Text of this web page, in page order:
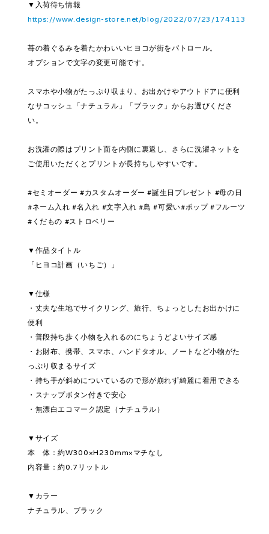
▼入荷待ち情報
https://www.design-store.net/blog/2022/07/23/174113
苺の着ぐるみを着たかわいいヒヨコが街をパトロール。
オプションで文字の変更可能です。
スマホや小物がたっぷり収まり、お出かけやアウトドアに便利
なサコッシュ「ナチュラル」「ブラック」からお選びくださ
い。
お洗濯の際はプリント面を内側に裏返し、さらに洗濯ネットを
ご使用いただくとプリントが長持ちしやすいです。
#セミオーダー #カスタムオーダー #誕生日プレゼント #母の日
#ネーム入れ #名入れ #文字入れ #鳥 #可愛い#ポップ #フルーツ
#くだもの #ストロベリー
▼作品タイトル
「ヒヨコ計画（いちご）」
▼仕様
・丈夫な生地でサイクリング、旅行、ちょっとしたお出かけに
便利
・普段持ち歩く小物を入れるのにちょうどよいサイズ感
・お財布、携帯、スマホ、ハンドタオル、ノートなど小物がた
っぷり収まるサイズ
・持ち手が斜めについているので形が崩れず綺麗に着用できる
・スナップボタン付きで安心
・無漂白エコマーク認定（ナチュラル）
▼サイズ
本 体：約W300×H230mm×マチなし
内容量：約0.7リットル
▼カラー
ナチュラル、ブラック